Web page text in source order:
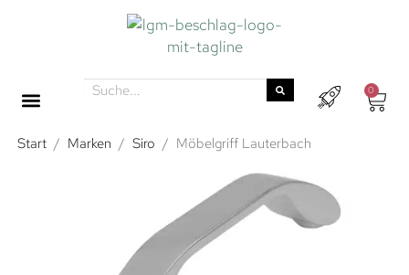
0
Start / Marken / Siro / Möbelgriff Lauterbach